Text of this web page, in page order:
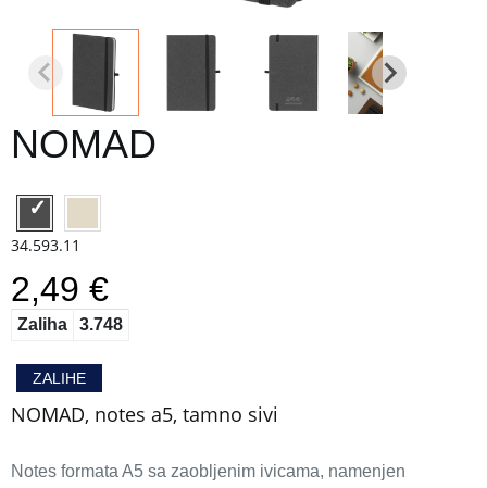
NOMAD
34.593.11
2,49 €
Zaliha 3.748
ZALIHE
NOMAD, notes a5, tamno sivi
Notes formata A5 sa zaobljenim ivicama, namenjen